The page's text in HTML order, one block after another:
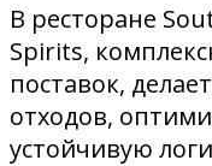
В ресторане
Spirits,
поставок,
отходов,
устойчивую